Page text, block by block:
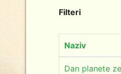
Filteri
Naziv
Dan planete